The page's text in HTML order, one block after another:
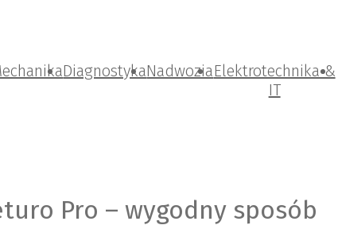
DiagnostykaNadwoziaElektrotechnika &
IT
Pro – wygodny sposób